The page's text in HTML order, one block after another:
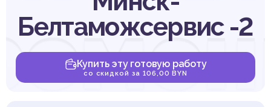
Белтаможсервис -2
Купить эту готовую работу
со скидкой за 106,00 BYN